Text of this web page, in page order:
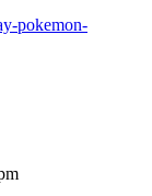
pokemon-